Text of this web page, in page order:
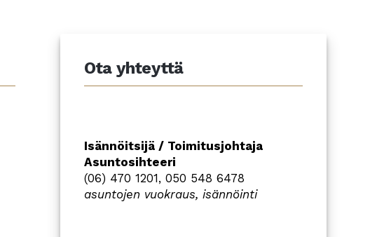
Ota yhteyttä
Isännöitsijä / Toimitusjohtaja
Asuntosihteeri
(06) 470 1201, 050 548 6478
asuntojen vuokraus, isännöinti